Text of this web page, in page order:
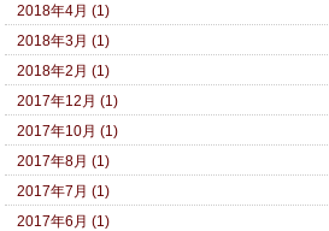
2018年4月 (1)
2018年3月 (1)
2018年2月 (1)
2017年12月 (1)
2017年10月 (1)
2017年8月 (1)
2017年7月 (1)
2017年6月 (1)